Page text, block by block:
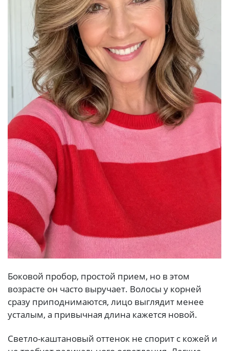
Боковой пробор, простой прием, но в этом
возрасте он часто выручает. Волосы у корней
сразу приподнимаются, лицо выглядит менее
усталым, а привычная длина кажется новой.
Светло-каштановый оттенок не спорит с кожей и